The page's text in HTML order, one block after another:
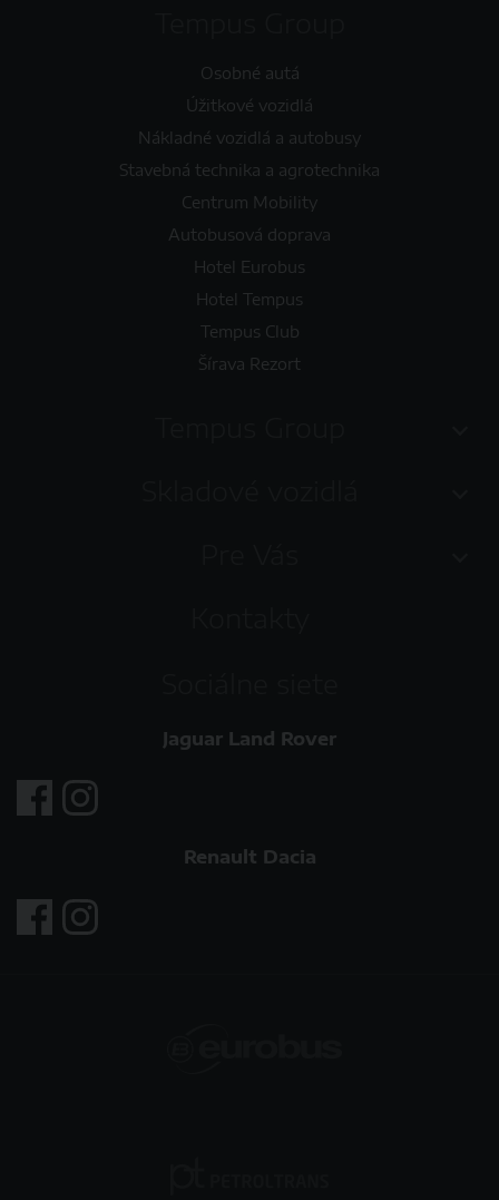
Osobné autá
Úžitkové vozidlá
Nákladné vozidlá a autobusy
Stavebná technika a agrotechnika
Centrum Mobility
Autobusová doprava
Hotel Eurobus
Hotel Tempus
Tempus Club
Šírava Rezort
Jaguar Land Rover
Renault Dacia